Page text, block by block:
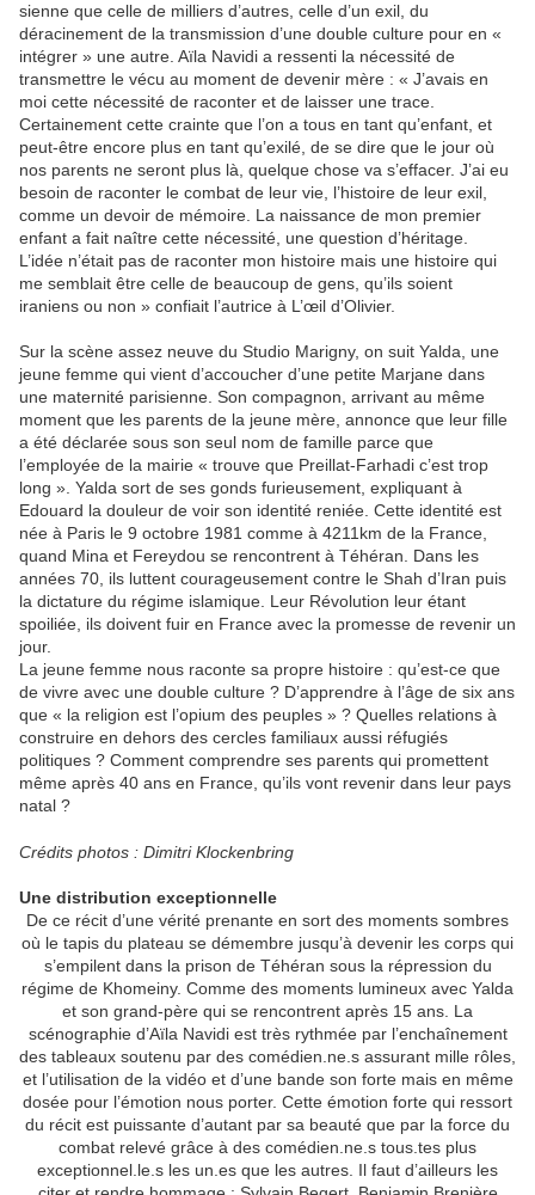
sienne que celle de milliers d’autres, celle d’un exil, du
déracinement de la transmission d’une double culture pour en «
intégrer » une autre. Aïla Navidi a ressenti la nécessité de
transmettre le vécu au moment de devenir mère : « J’avais en
moi cette nécessité de raconter et de laisser une trace.
Certainement cette crainte que l’on a tous en tant qu’enfant, et
peut-être encore plus en tant qu’exilé, de se dire que le jour où
nos parents ne seront plus là, quelque chose va s’effacer. J’ai eu
besoin de raconter le combat de leur vie, l’histoire de leur exil,
comme un devoir de mémoire. La naissance de mon premier
enfant a fait naître cette nécessité, une question d’héritage.
L’idée n’était pas de raconter mon histoire mais une histoire qui
me semblait être celle de beaucoup de gens, qu’ils soient
iraniens ou non » confiait l’autrice à L’œil d’Olivier.
Sur la scène assez neuve du Studio Marigny, on suit Yalda, une
jeune femme qui vient d’accoucher d’une petite Marjane dans
une maternité parisienne. Son compagnon, arrivant au même
moment que les parents de la jeune mère, annonce que leur fille
a été déclarée sous son seul nom de famille parce que
l’employée de la mairie « trouve que Preillat-Farhadi c’est trop
long ». Yalda sort de ses gonds furieusement, expliquant à
Edouard la douleur de voir son identité reniée. Cette identité est
née à Paris le 9 octobre 1981 comme à 4211km de la France,
quand Mina et Fereydou se rencontrent à Téhéran. Dans les
années 70, ils luttent courageusement contre le Shah d’Iran puis
la dictature du régime islamique. Leur Révolution leur étant
spoiliée, ils doivent fuir en France avec la promesse de revenir un
jour.
La jeune femme nous raconte sa propre histoire : qu’est-ce que
de vivre avec une double culture ? D’apprendre à l’âge de six ans
que « la religion est l’opium des peuples » ? Quelles relations à
construire en dehors des cercles familiaux aussi réfugiés
politiques ? Comment comprendre ses parents qui promettent
même après 40 ans en France, qu’ils vont revenir dans leur pays
natal ?
Crédits photos : Dimitri Klockenbring
Une distribution exceptionnelle
De ce récit d’une vérité prenante en sort des moments sombres
où le tapis du plateau se démembre jusqu’à devenir les corps qui
s’empilent dans la prison de Téhéran sous la répression du
régime de Khomeiny. Comme des moments lumineux avec Yalda
et son grand-père qui se rencontrent après 15 ans. La
scénographie d’Aïla Navidi est très rythmée par l’enchaînement
des tableaux soutenu par des comédien.ne.s assurant mille rôles,
et l’utilisation de la vidéo et d’une bande son forte mais en même
dosée pour l’émotion nous porter. Cette émotion forte qui ressort
du récit est puissante d’autant par sa beauté que par la force du
combat relevé grâce à des comédien.ne.s tous.tes plus
exceptionnel.le.s les un.es que les autres. Il faut d’ailleurs les